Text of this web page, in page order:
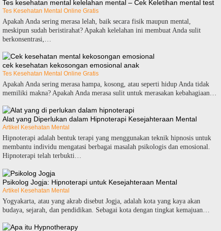
Tes kesehatan mental kelelahan mental – Cek Keletihan mental test
Tes Kesehatan Mental Online Gratis
Apakah Anda sering merasa lelah, baik secara fisik maupun mental,
meskipun sudah beristirahat? Apakah kelelahan ini membuat Anda sulit
berkonsentrasi,…
cek kesehatan kekosongan emosional anak
Tes Kesehatan Mental Online Gratis
Apakah Anda sering merasa hampa, kosong, atau seperti hidup Anda tidak
memiliki makna? Apakah Anda merasa sulit untuk merasakan kebahagiaan…
Alat yang Diperlukan dalam Hipnoterapi Kesejahteraan Mental
Artikel Kesehatan Mental
Hipnoterapi adalah bentuk terapi yang menggunakan teknik hipnosis untuk
membantu individu mengatasi berbagai masalah psikologis dan emosional.
Hipnoterapi telah terbukti…
Psikolog Jogja: Hipnoterapi untuk Kesejahteraan Mental
Artikel Kesehatan Mental
Yogyakarta, atau yang akrab disebut Jogja, adalah kota yang kaya akan
budaya, sejarah, dan pendidikan. Sebagai kota dengan tingkat kemajuan…